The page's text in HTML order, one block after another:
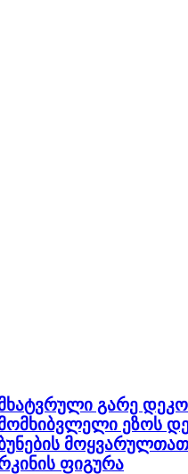
გარე
ეზოს
ფიგურა